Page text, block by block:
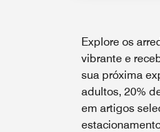
Explore os
vibrante e
sua próxima
adultos, 20%
em artigos